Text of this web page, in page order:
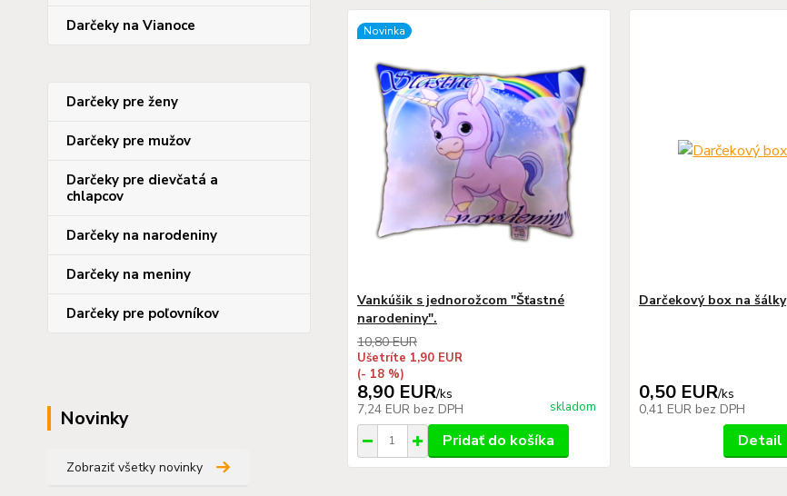
Darčeky na Vianoce
Darčeky pre ženy
Darčeky pre mužov
Darčeky pre dievčatá a
chlapcov
Darčeky na narodeniny
Darčeky na meniny
Darčeky pre poľovníkov
Novinky
Zobraziť všetky novinky
Novinka
Vankúšik s jednorožcom "Šťastné
narodeniny".
10,80 EUR
Ušetríte 1,90 EUR
(- 18 %)
8,90 EUR/ks
7,24 EUR bez DPH skladom
Pridať do košíka
Darčekový box na šálky
0,50 EUR/ks
0,41 EUR bez DPH
Detail